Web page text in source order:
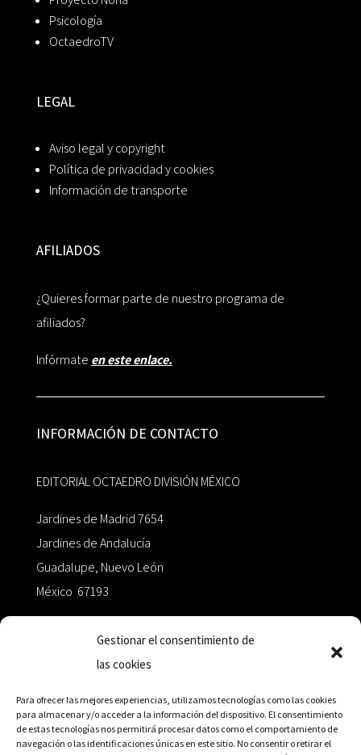
Gestionar el consentimiento de
las cookies
Para ofrecer las mejores experiencias, utilizamos tecnologías como las cookies
para almacenar y/o acceder a la información del dispositivo. El consentimiento
de estas tecnologías nos permitirá procesar datos como el comportamiento de
navegación o las identificaciones únicas en este sitio. No consentir o retirar el
Psicología
OctaedroTV
LEGAL
Aviso legal y copyright
Política de privacidad y cookies
Información de transporte
AFILIADOS
¿Quieres formar parte de nuestro programa de
afiliados?
Infórmate en este enlace.
INFORMACIÓN DE CONTACTO
EDITORIAL OCTAEDRO DIVISIÓN MÉXICO
Jardines de Madrid 7654
Jardines de Andalucía
Guadalupe, Nuevo León
México 67193
+52 811.499.5638
RED DE DISTRIBUCIÓN